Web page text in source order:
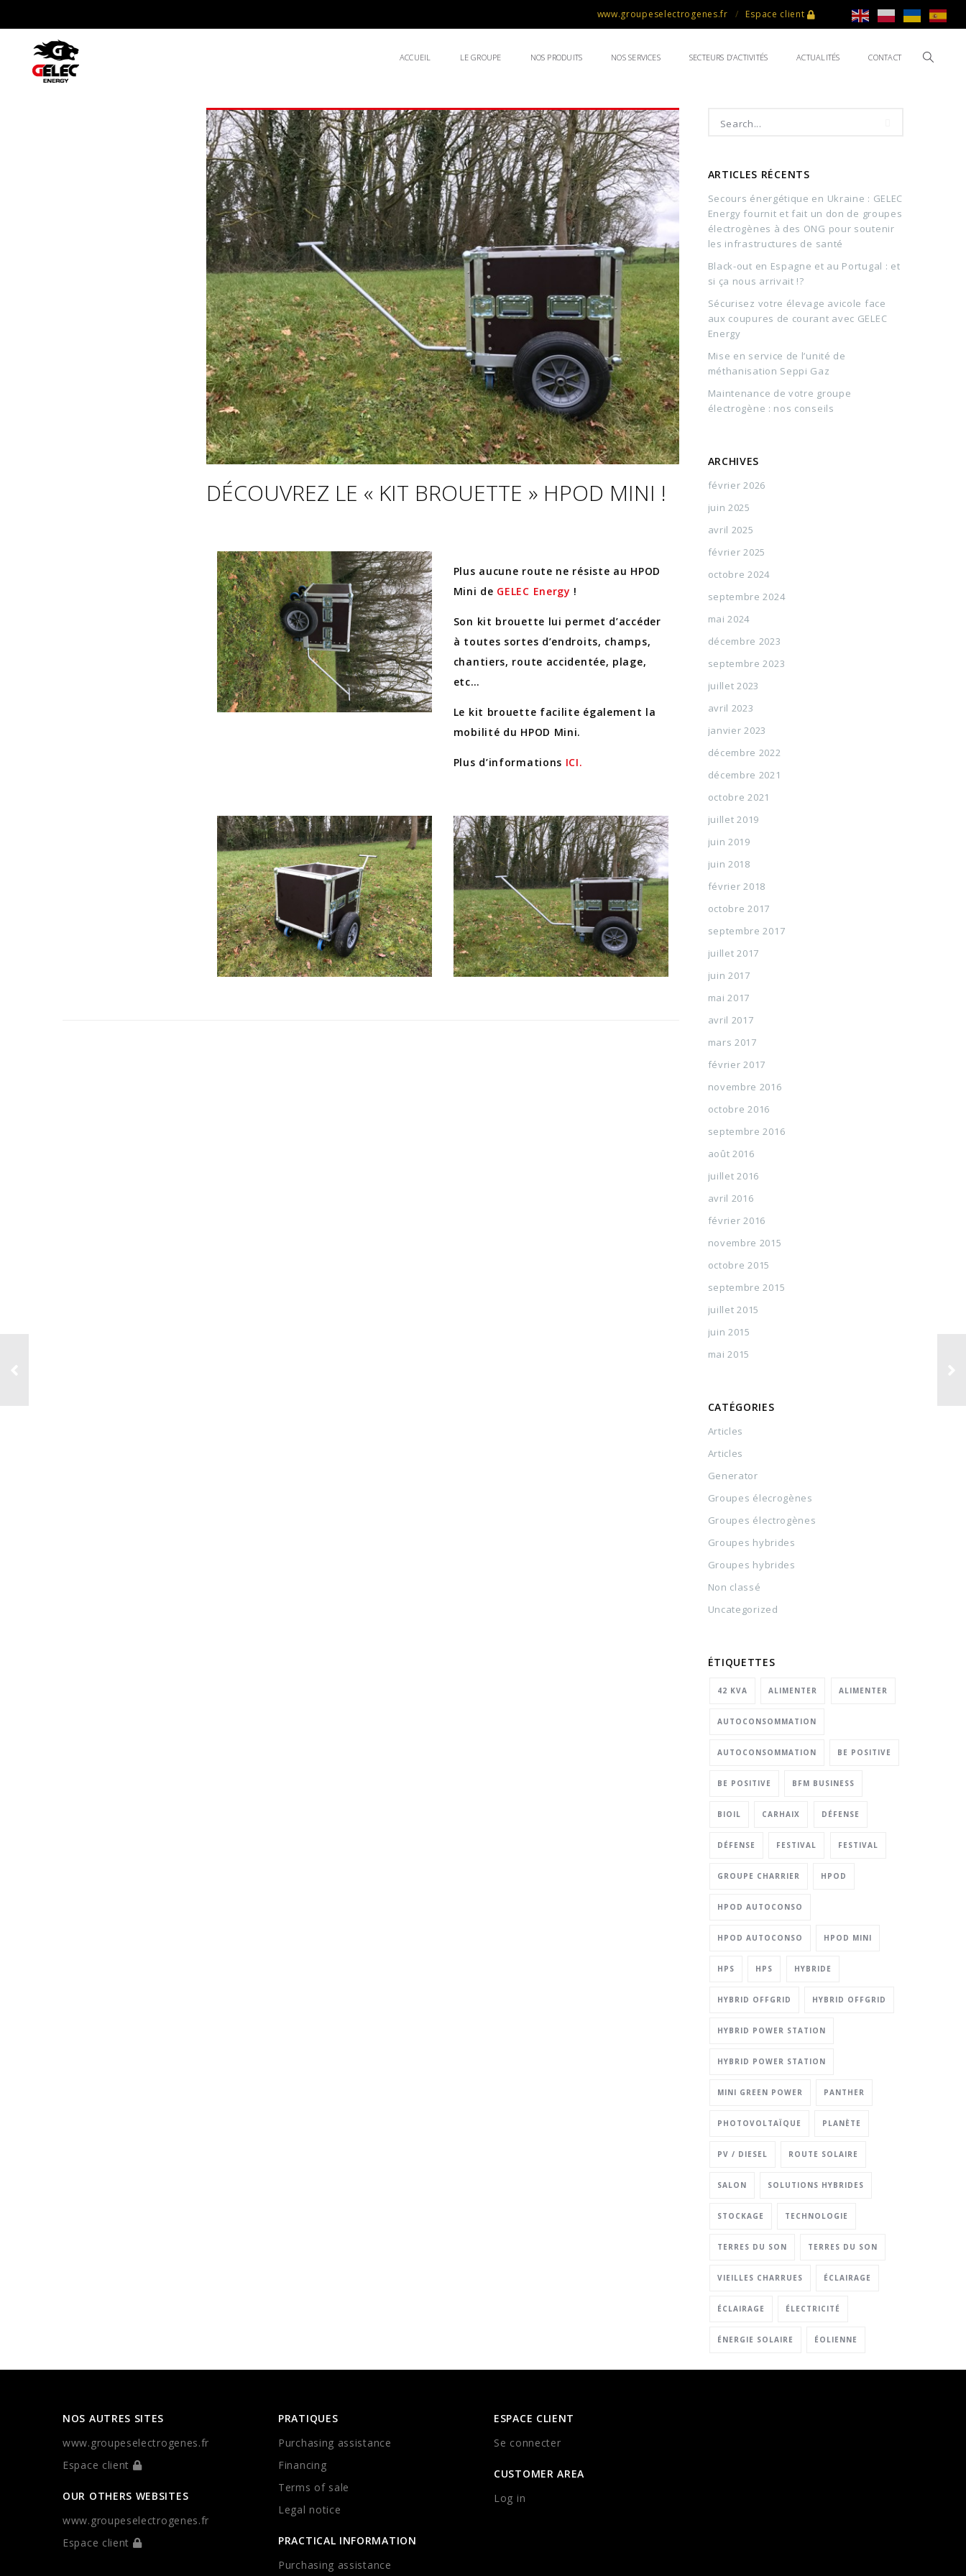
www.groupeselectrogenes.fr Espace client
ACCUEIL LE GROUPE NOS PRODUITS NOS SERVICES SECTEURS D’ACTIVITÉS ACTUALITÉS CONTACT
DÉCOUVREZ LE « KIT BROUETTE » HPOD MINI !
Plus aucune route ne résiste au HPOD
Mini de GELEC Energy !
Son kit brouette lui permet d’accéder
à toutes sortes d’endroits, champs,
chantiers, route accidentée, plage,
etc…
Le kit brouette facilite également la
mobilité du HPOD Mini.
Plus d’informations ICI.
ARTICLES RÉCENTS
Secours énergétique en Ukraine : GELEC
Energy fournit et fait un don de groupes
électrogènes à des ONG pour soutenir
les infrastructures de santé
Black-out en Espagne et au Portugal : et
si ça nous arrivait !?
Sécurisez votre élevage avicole face
aux coupures de courant avec GELEC
Energy
Mise en service de l’unité de
méthanisation Seppi Gaz
Maintenance de votre groupe
électrogène : nos conseils
ARCHIVES
février 2026
juin 2025
avril 2025
février 2025
octobre 2024
septembre 2024
mai 2024
décembre 2023
septembre 2023
juillet 2023
avril 2023
janvier 2023
décembre 2022
décembre 2021
octobre 2021
juillet 2019
juin 2019
juin 2018
février 2018
octobre 2017
septembre 2017
juillet 2017
juin 2017
mai 2017
avril 2017
mars 2017
février 2017
novembre 2016
octobre 2016
septembre 2016
août 2016
juillet 2016
avril 2016
février 2016
novembre 2015
octobre 2015
septembre 2015
juillet 2015
juin 2015
mai 2015
CATÉGORIES
Articles
Articles
Generator
Groupes élecrogènes
Groupes électrogènes
Groupes hybrides
Groupes hybrides
Non classé
Uncategorized
ÉTIQUETTES
42 KVA ALIMENTER ALIMENTER
AUTOCONSOMMATION
AUTOCONSOMMATION BE POSITIVE
BE POSITIVE BFM BUSINESS
BIOIL CARHAIX DÉFENSE
DÉFENSE FESTIVAL FESTIVAL
GROUPE CHARRIER HPOD
HPOD AUTOCONSO
HPOD AUTOCONSO HPOD MINI
HPS HPS HYBRIDE
HYBRID OFFGRID HYBRID OFFGRID
HYBRID POWER STATION
HYBRID POWER STATION
MINI GREEN POWER PANTHER
PHOTOVOLTAÏQUE PLANÈTE
PV / DIESEL ROUTE SOLAIRE
SALON SOLUTIONS HYBRIDES
STOCKAGE TECHNOLOGIE
TERRES DU SON TERRES DU SON
VIEILLES CHARRUES ÉCLAIRAGE
ÉCLAIRAGE ÉLECTRICITÉ
ÉNERGIE SOLAIRE ÉOLIENNE
NOS AUTRES SITES
www.groupeselectrogenes.fr
Espace client
OUR OTHERS WEBSITES
www.groupeselectrogenes.fr
Espace client
PRATIQUES
Purchasing assistance
Financing
Terms of sale
Legal notice
PRACTICAL INFORMATION
Purchasing assistance
ESPACE CLIENT
Se connecter
CUSTOMER AREA
Log in